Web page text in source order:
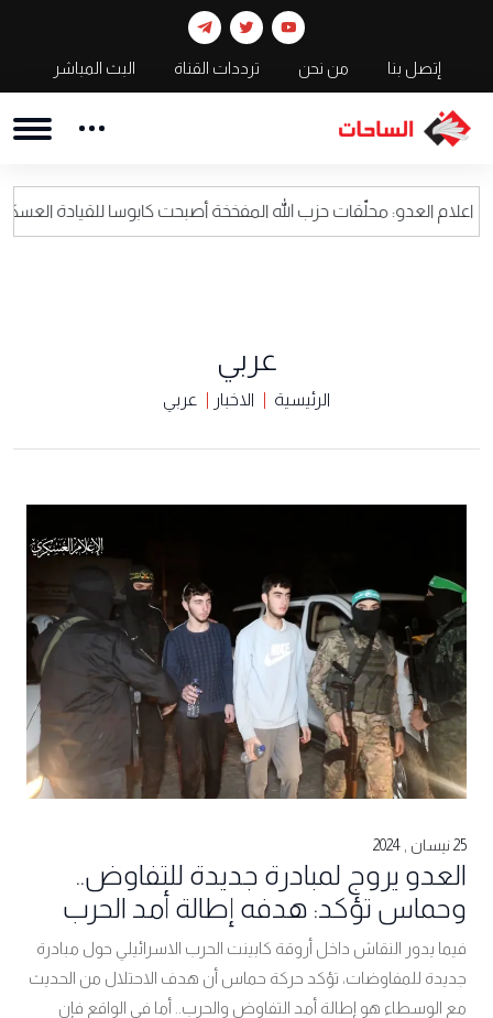
إتصل بنا من نحن ترددات القناة البث المباشر
محلّقات حزب الله المفخخة أصبحت كابوسا للقيادة العسكرية الاسرائيلية
عربي
الرئيسية الاخبار عربي
25 نيسان , 2024
العدو يروج لمبادرة جديدة للتفاوض..
وحماس تؤكد: هدفه إطالة أمد الحرب
فيما يدور النقاش داخل أروقة كابينت الحرب الاسرائيلي حول مبادرة
جديدة للمفاوضات، تؤكد حركة حماس أن هدف الاحتلال من الحديث
مع الوسطاء هو إطالة أمد التفاوض والحرب.. أما في الواقع فإن